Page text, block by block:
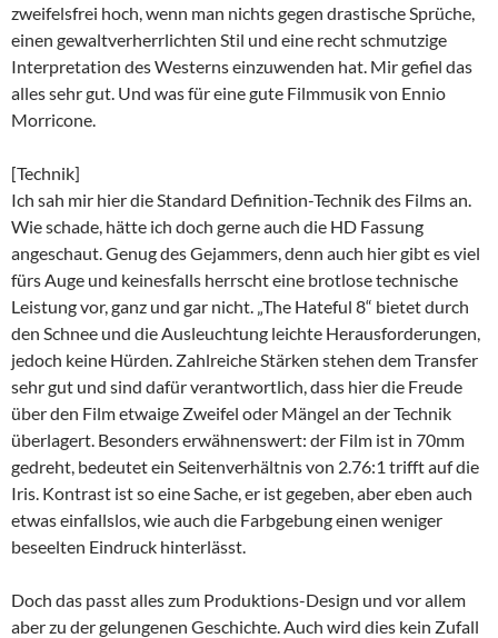
zweifelsfrei hoch, wenn man nichts gegen drastische Sprüche,
einen gewaltverherrlichten Stil und eine recht schmutzige
Interpretation des Westerns einzuwenden hat. Mir gefiel das
alles sehr gut. Und was für eine gute Filmmusik von Ennio
Morricone.
[Technik]
Ich sah mir hier die Standard Definition-Technik des Films an.
Wie schade, hätte ich doch gerne auch die HD Fassung
angeschaut. Genug des Gejammers, denn auch hier gibt es viel
fürs Auge und keinesfalls herrscht eine brotlose technische
Leistung vor, ganz und gar nicht. „The Hateful 8“ bietet durch
den Schnee und die Ausleuchtung leichte Herausforderungen,
jedoch keine Hürden. Zahlreiche Stärken stehen dem Transfer
sehr gut und sind dafür verantwortlich, dass hier die Freude
über den Film etwaige Zweifel oder Mängel an der Technik
überlagert. Besonders erwähnenswert: der Film ist in 70mm
gedreht, bedeutet ein Seitenverhältnis von 2.76:1 trifft auf die
Iris. Kontrast ist so eine Sache, er ist gegeben, aber eben auch
etwas einfallslos, wie auch die Farbgebung einen weniger
beseelten Eindruck hinterlässt.
Doch das passt alles zum Produktions-Design und vor allem
aber zu der gelungenen Geschichte. Auch wird dies kein Zufall